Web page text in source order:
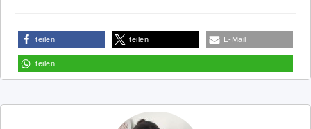
teilen teilen E-Mail
teilen